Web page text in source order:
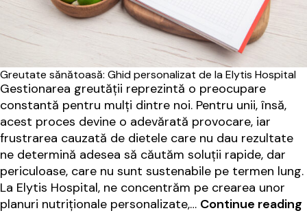
Greutate sănătoasă: Ghid personalizat de la Elytis Hospital
Gestionarea greutății reprezintă o preocupare
constantă pentru mulți dintre noi. Pentru unii, însă,
acest proces devine o adevărată provocare, iar
frustrarea cauzată de dietele care nu dau rezultate
ne determină adesea să căutăm soluții rapide, dar
periculoase, care nu sunt sustenabile pe termen lung.
La Elytis Hospital, ne concentrăm pe crearea unor
planuri nutriționale personalizate,… Continue reading